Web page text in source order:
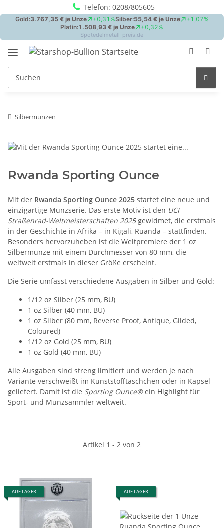
Telefon: 0208/805605
Silbermünzen
Rwanda Sporting Ounce
Mit der Rwanda Sporting Ounce 2025 startet eine neue und
einzigartige Münzserie. Das erste Motiv ist den UCI
Straßenrad-Weltmeisterschaften 2025gewidmet, die erstmals
in der Geschichte in Afrika – in Kigali, Ruanda – stattfinden.
Besonders hervorzuheben ist die Weltpremiere der 1 oz
Silbermünze mit einem Durchmesser von 80 mm, die
weltweit erstmals in dieser Größe erscheint.
Die Serie umfasst verschiedene Ausgaben in Silber und Gold:
1/12 oz Silber (25 mm, BU)
1 oz Silber (40 mm, BU)
1 oz Silber (80 mm, Reverse Proof, Antique, Gilded,
Coloured)
1/12 oz Gold (25 mm, BU)
1 oz Gold (40 mm, BU)
Alle Ausgaben sind streng limitiert und werden je nach
Variante verschweißt im Kunststofftäschchen oder in Kapsel
geliefert. Damit ist die Sporting Ounce®ein Highlight für
Sport- und Münzsammler weltweit.
Artikel 1 - 2 von 2
AUF LAGER AUF LAGER